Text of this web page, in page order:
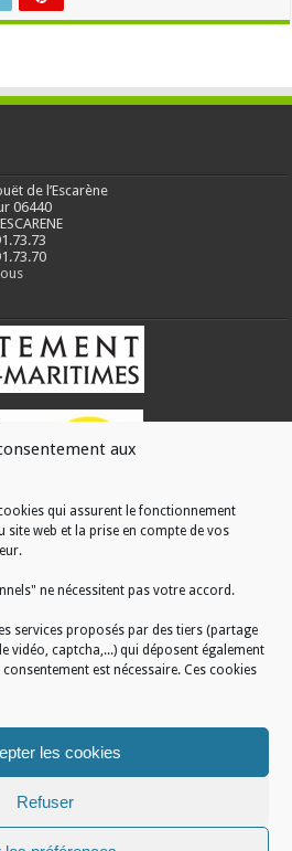
aux
qui assurent le fonctionnement
site web et la prise en compte de vos
ne nécessitent pas votre accord.
services proposés par des tiers (partage
vidéo, captcha,...) qui déposent également
est nécessaire. Ces cookies
les cookies
Refuser
de l’Escarène
06440